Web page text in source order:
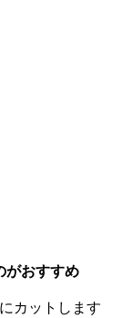
がおすすめ
カットします